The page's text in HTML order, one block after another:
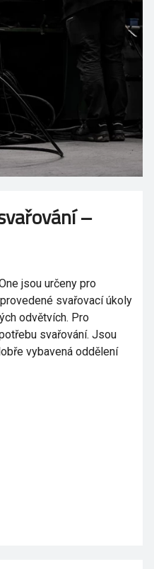
–
jsou určeny pro
svařovací úkoly
odvětvích. Pro
svařování. Jsou
vybavená oddělení